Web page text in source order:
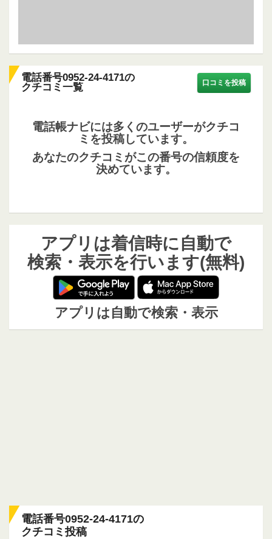
電話番号0952-24-4171の
クチコミ一覧
口コミを投稿
電話帳ナビには多くのユーザーがクチコ
ミを投稿しています。
あなたのクチコミがこの番号の信頼度を
決めています。
アプリは着信時に自動で
検索・表示を行います(無料)
アプリは自動で検索・表示
電話番号0952-24-4171の
クチコミ投稿